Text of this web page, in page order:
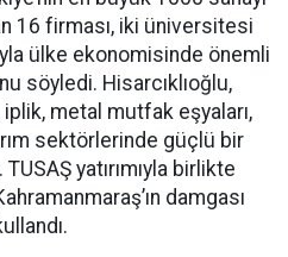
16 firması, iki üniversitesi
ülke ekonomisinde önemli
söyledi. Hisarcıklıoğlu,
metal mutfak eşyaları,
sektörlerinde güçlü bir
yatırımıyla birlikte
damgası